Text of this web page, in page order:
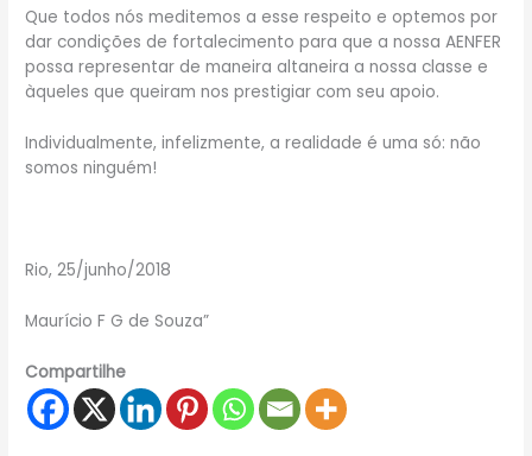
Que todos nós meditemos a esse respeito e optemos por
dar condições de fortalecimento para que a nossa AENFER
possa representar de maneira altaneira a nossa classe e
àqueles que queiram nos prestigiar com seu apoio.
Individualmente, infelizmente, a realidade é uma só: não
somos ninguém!
Rio, 25/junho/2018
Maurício F G de Souza”
Compartilhe